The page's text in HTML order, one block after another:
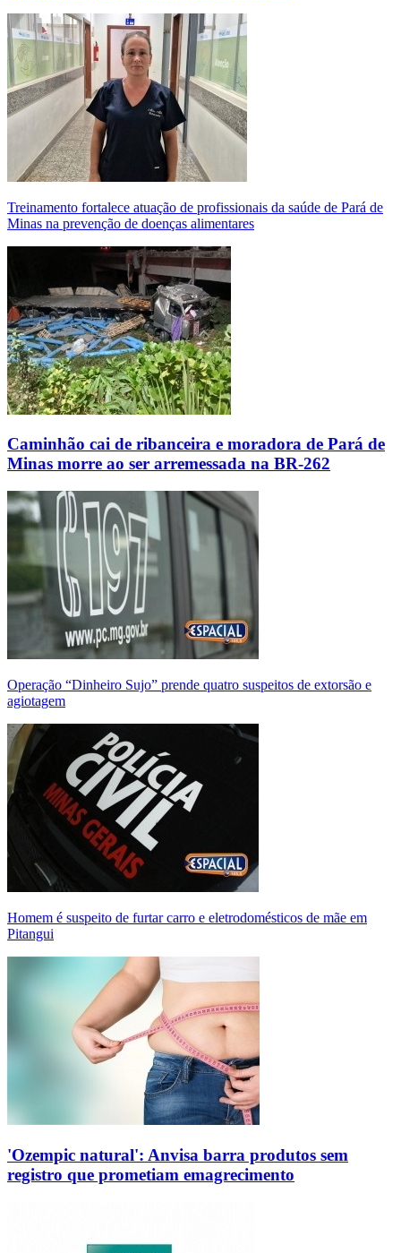
Treinamento fortalece atuação de profissionais da saúde de Pará de
Minas na prevenção de doenças alimentares
Caminhão cai de ribanceira e moradora de Pará de
Minas morre ao ser arremessada na BR-262
Operação “Dinheiro Sujo” prende quatro suspeitos de extorsão e
agiotagem
Homem é suspeito de furtar carro e eletrodomésticos de mãe em
Pitangui
'Ozempic natural': Anvisa barra produtos sem
registro que prometiam emagrecimento